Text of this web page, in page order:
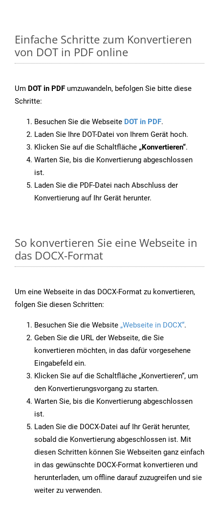
Einfache Schritte zum Konvertieren
von DOT in PDF online
Um DOT in PDF umzuwandeln, befolgen Sie bitte diese
Schritte:
Besuchen Sie die Webseite DOT in PDF.
Laden Sie Ihre DOT-Datei von Ihrem Gerät hoch.
Klicken Sie auf die Schaltfläche „Konvertieren“.
Warten Sie, bis die Konvertierung abgeschlossen
ist.
Laden Sie die PDF-Datei nach Abschluss der
Konvertierung auf Ihr Gerät herunter.
So konvertieren Sie eine Webseite in
das DOCX-Format
Um eine Webseite in das DOCX-Format zu konvertieren,
folgen Sie diesen Schritten:
Besuchen Sie die Website „Webseite in DOCX“.
Geben Sie die URL der Webseite, die Sie
konvertieren möchten, in das dafür vorgesehene
Eingabefeld ein.
Klicken Sie auf die Schaltfläche „Konvertieren“, um
den Konvertierungsvorgang zu starten.
Warten Sie, bis die Konvertierung abgeschlossen
ist.
Laden Sie die DOCX-Datei auf Ihr Gerät herunter,
sobald die Konvertierung abgeschlossen ist. Mit
diesen Schritten können Sie Webseiten ganz einfach
in das gewünschte DOCX-Format konvertieren und
herunterladen, um offline darauf zuzugreifen und sie
weiter zu verwenden.